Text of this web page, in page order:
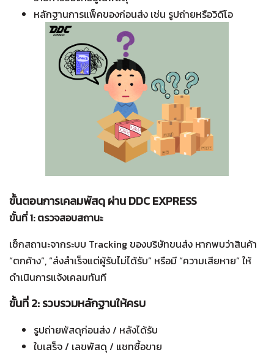
หลักฐานการแพ็คของก่อนส่ง เช่น รูปถ่ายหรือวิดีโอ
ขั้นตอนการเคลมพัสดุ ผ่าน DDC EXPRESS
ขั้นที่ 1: ตรวจสอบสถานะ
เช็กสถานะจากระบบ Tracking ของบริษัทขนส่ง หากพบว่าสินค้า
“ตกค้าง”, “ส่งสำเร็จแต่ผู้รับไม่ได้รับ” หรือมี “ความเสียหาย” ให้
ดำเนินการแจ้งเคลมทันที
ขั้นที่ 2: รวบรวมหลักฐานให้ครบ
รูปถ่ายพัสดุก่อนส่ง / หลังได้รับ
ใบเสร็จ / เลขพัสดุ / แชทซื้อขาย